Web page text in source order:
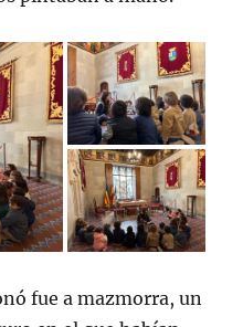
fue a mazmorra, un